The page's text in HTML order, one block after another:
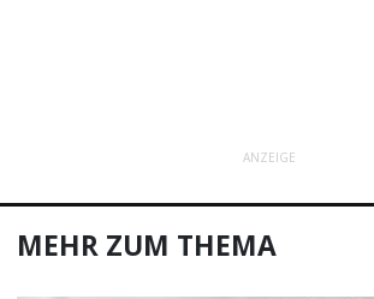
ANZEIGE
MEHR ZUM THEMA